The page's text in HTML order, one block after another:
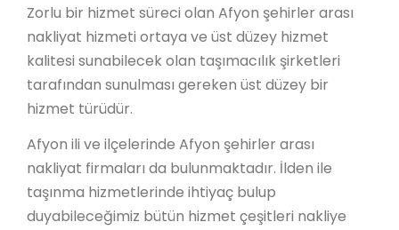
Zorlu bir hizmet süreci olan Afyon şehirler arası
nakliyat hizmeti ortaya ve üst düzey hizmet
kalitesi sunabilecek olan taşımacılık şirketleri
tarafından sunulması gereken üst düzey bir
hizmet türüdür.
Afyon ili ve ilçelerinde Afyon şehirler arası
nakliyat firmaları da bulunmaktadır. İlden ile
taşınma hizmetlerinde ihtiyaç bulup
duyabileceğimiz bütün hizmet çeşitleri nakliye